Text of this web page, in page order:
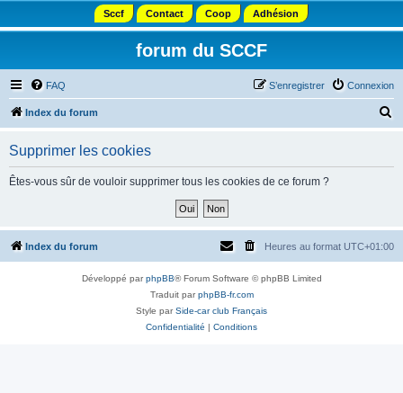
Sccf Contact Coop Adhésion
forum du SCCF
FAQ Connexion
S’enregistrer
Index du forum
h
Supprimer les cookies
Êtes-vous sûr de vouloir supprimer tous les cookies de ce forum ?
Index du forum Heures au format UTC+01:00
Développé parphpBB® Forum Software © phpBB Limited
Traduit parphpBB-fr.com
Style parSide-car club Français
Confidentialité | Conditions